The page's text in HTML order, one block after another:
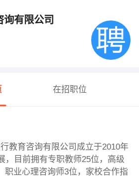
询有限公司
在招职位
教育咨询有限公司成立于2010年
，目前拥有专职教师25位，高级
职业心理咨询师3位，家校合作指